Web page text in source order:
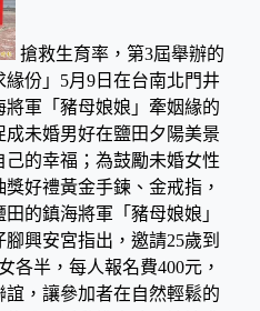
搶救生育率，第3屆舉辦的
緣份」5月9日在台南北門井
軍「豬母娘娘」牽姻緣的
未婚男好在鹽田夕陽美景
的幸福；為鼓勵未婚女性
好禮黃金手鍊、金戒指，
的鎮海將軍「豬母娘娘」
興安宮指出，邀請25歲到
各半，每人報名費400元，
，讓參加者在自然輕鬆的